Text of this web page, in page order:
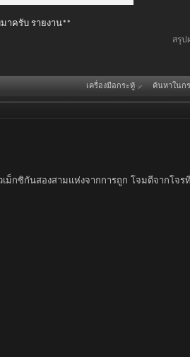
าครับ รายงาน**
สรุป
เครื่องมือกระทู้ ค้นหาในก
กซิกันสองสามแห่งจากการถูก โจมตีจากโจร